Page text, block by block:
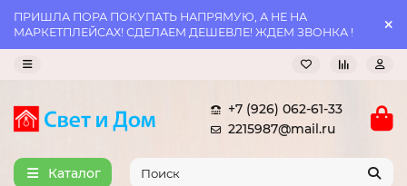
ПРИШЛА ПОРА ПОКУПАТЬ НАПРЯМУЮ, А НЕ НА
МАРКЕТПЛЕЙСАХ! СДЕЛАЕМ ДЕШЕВЛЕ! ЖДЕМ ЗВОНКА !
+7 (926) 062-61-33
2215987@mail.ru
Каталог